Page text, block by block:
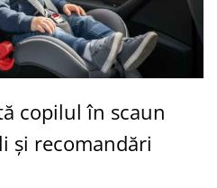
copilul în scaun
și recomandări